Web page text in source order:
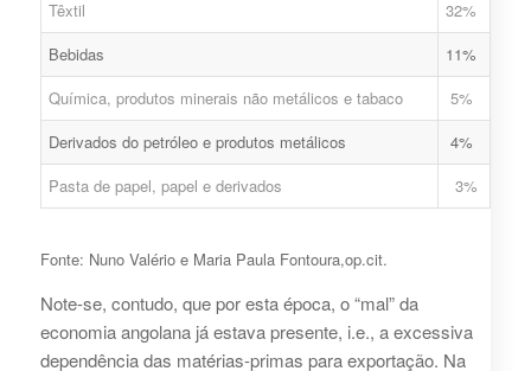
Têxtil
32%
Bebidas
11%
Química, produtos minerais não metálicos e tabaco
5%
Derivados do petróleo e produtos metálicos
4%
Pasta de papel, papel e derivados
3%
Fonte: Nuno Valério e Maria Paula Fontoura,op.cit.
Note-se, contudo, que por esta época, o “mal” da
economia angolana já estava presente, i.e., a excessiva
dependência das matérias-primas para exportação. Na